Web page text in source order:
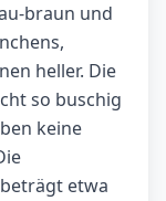
braun und
heller. Die
so buschig
keine
etwa